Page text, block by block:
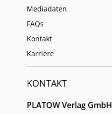
Mediadaten
FAQs
Kontakt
Karriere
KONTAKT
PLATOW Verlag GmbH